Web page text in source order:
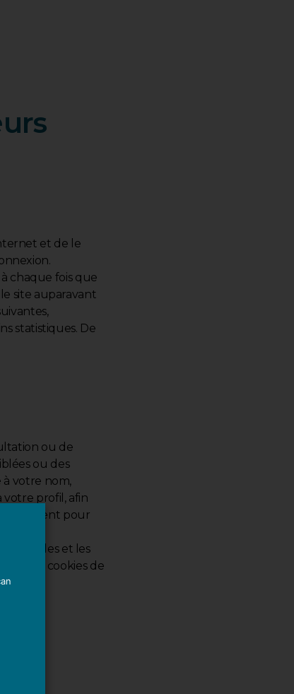
et de le
chaque fois que
site auparavant
statistiques. De
ou de
ou des
à votre nom,
votre profil, afin
pour
articles et les
des cookies de